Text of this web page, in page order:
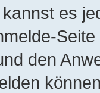
es
den